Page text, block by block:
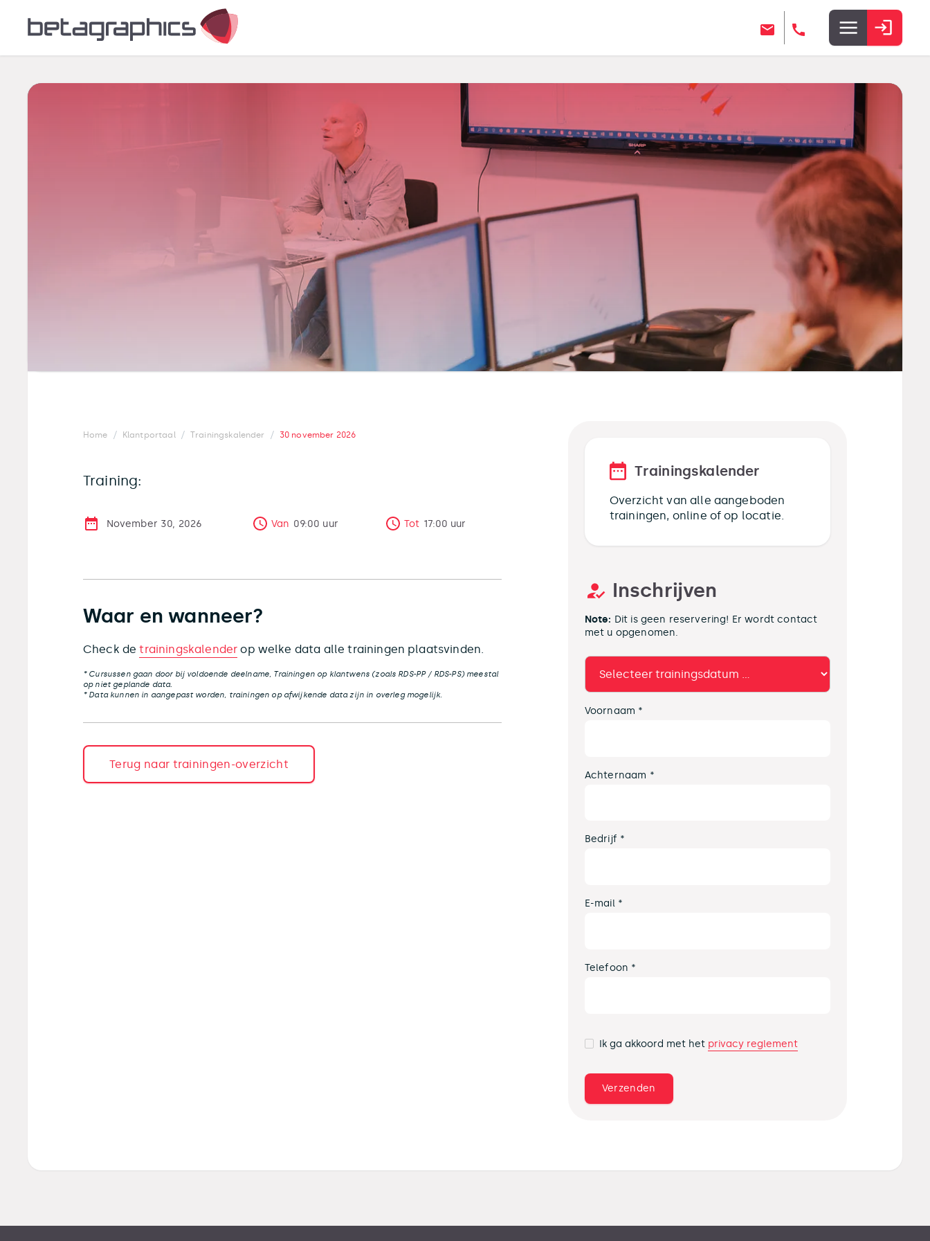
Home / Klantportaal / Trainingskalender / 30 november 2026
Training:
November 30, 2026 Van 09:00 uur Tot 17:00 uur
Waar en wanneer?
Check detrainingskalender op welke data alle trainingen plaatsvinden.
* Cursussen gaan door bij voldoende deelname, Trainingen op klantwens (zoals RDS-PP / RDS-PS) meestal
op niet geplande data.
* Data kunnen in aangepast worden, trainingen op afwijkende data zijn in overleg mogelijk.
Terug naar trainingen-overzicht
Trainingskalender
Overzicht van alle aangeboden
trainingen, online of op locatie.
Inschrijven
Note: Dit is geen reservering! Er wordt contact
met u opgenomen.
Voornaam *
Achternaam *
Bedrijf *
E-mail *
Telefoon *
Ik ga akkoord met het privacy reglement